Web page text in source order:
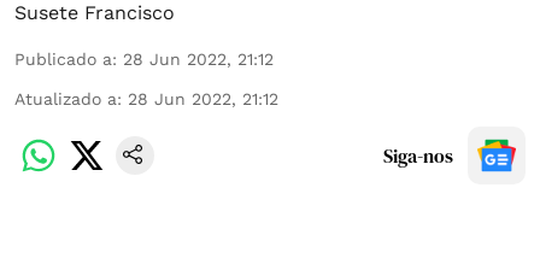
Susete Francisco
Publicado a: 28 Jun 2022, 21:12
Atualizado a: 28 Jun 2022, 21:12
Siga-nos